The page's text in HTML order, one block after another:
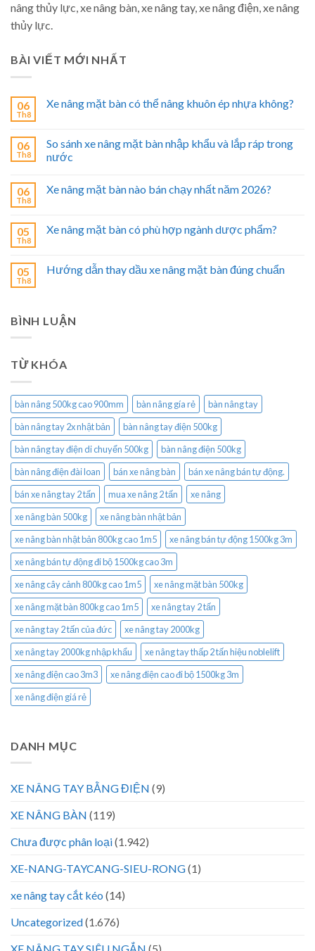
nâng thủy lực, xe nâng bàn, xe nâng tay, xe nâng điện, xe nâng
thủy lực.
BÀI VIẾT MỚI NHẤT
06
Th8
Xe nâng mặt bàn có thể nâng khuôn ép nhựa không?
06
Th8
So sánh xe nâng mặt bàn nhập khẩu và lắp ráp trong
nước
06
Th8
Xe nâng mặt bàn nào bán chạy nhất năm 2026?
05
Th8
Xe nâng mặt bàn có phù hợp ngành dược phẩm?
05
Th8
Hướng dẫn thay dầu xe nâng mặt bàn đúng chuẩn
BÌNH LUẬN
TỪ KHÓA
bàn nâng 500kg cao 900mm bàn nâng gía rẻ
bàn nâng tay
bàn nâng tay 2x nhật bản
bàn nâng tay điện 500kg
bàn nâng tay điện di chuyển 500kg
bàn nâng điện 500kg
bàn nâng điện đài loan
bán xe nâng bàn
bán xe nâng bán tự động.
bán xe nâng tay 2 tấn
mua xe nâng 2 tấn
xe nâng
xe nâng bàn 500kg
xe nâng bàn nhật bản
xe nâng bàn nhật bản 800kg cao 1m5
xe nâng bán tự động 1500kg 3m
xe nâng bán tự động đi bộ 1500kg cao 3m
xe nâng cây cảnh 800kg cao 1m5
xe nâng mặt bàn 500kg
xe nâng mặt bàn 800kg cao 1m5
xe nâng tay 2 tấn
xe nâng tay 2 tấn của đức
xe nâng tay 2000kg
xe nâng tay 2000kg nhập khẩu
xe nâng tay thấp 2 tấn hiệu noblelift
xe nâng điện cao 3m3
xe nâng điện cao đi bộ 1500kg 3m
xe nâng điện giá rẻ
DANH MỤC
XE NÂNG TAY BẰNG ĐIỆN (9)
XE NÂNG BÀN (119)
Chưa được phân loại(1.942)
XE-NANG-TAYCANG-SIEU-RONG(1)
xe nâng tay cắt kéo (14)
Uncategorized(1.676)